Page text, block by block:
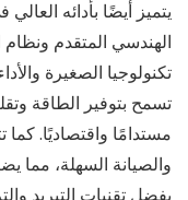
يتميز أيضًا بأدائه
الهندسي المتقدم ونظام
تكنولوجيا الصغيرة
تسمح بتوفير الطاقة
مستدامًا واقتصاديًا. كما
والصيانة السهلة، مما
بفضل تقنيات التبريد